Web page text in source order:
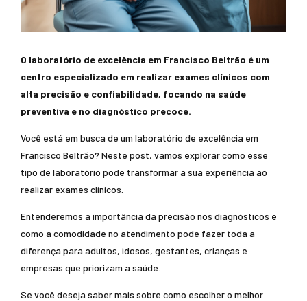
O laboratório de excelência em Francisco Beltrão é um
centro especializado em realizar exames clínicos com
alta precisão e confiabilidade, focando na saúde
preventiva e no diagnóstico precoce.
Você está em busca de um laboratório de excelência em
Francisco Beltrão? Neste post, vamos explorar como esse
tipo de laboratório pode transformar a sua experiência ao
realizar exames clínicos.
Entenderemos a importância da precisão nos diagnósticos e
como a comodidade no atendimento pode fazer toda a
diferença para adultos, idosos, gestantes, crianças e
empresas que priorizam a saúde.
Se você deseja saber mais sobre como escolher o melhor